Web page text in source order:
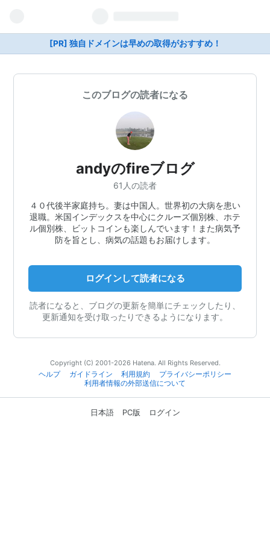
[PR] 独自ドメインは早めの取得がおすすめ！
このブログの読者になる
andyのfireブログ
61人の読者
４０代後半家庭持ち。妻は中国人。世界初の大病を患い
退職。米国インデックスを中心にクルーズ個別株、ホテ
ル個別株、ビットコインも楽しんでいます！また病気予
防を旨とし、病気の話題もお届けします。
ログインして読者になる
読者になると、ブログの更新を簡単にチェックしたり、
更新通知を受け取ったりできるようになります。
Copyright (C) 2001-2026 Hatena. All Rights Reserved.
ヘルプ
ガイドライン 利用規約
プライバシーポリシー
利用者情報の外部送信について
日本語 PC版 ログイン